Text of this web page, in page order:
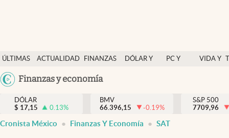
ÚLTIMAS
NOTICIAS
ACTUALIDAD
FINANZAS
DÓLAR Y
PC Y
VIDA Y
México
Finanzas y economía
Actualidad
Finanzas y economía
Dólar y mercados
DÓLAR
$ 17,15 0.13%
BMV
66.396,15
-0.19%
S&P 500
7709,96
Cronista México Finanzas Y Economía SAT